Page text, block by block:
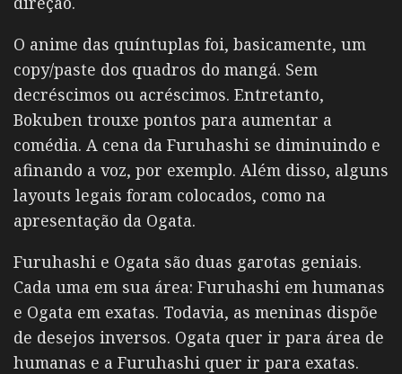
O anime das quíntuplas foi, basicamente, um
copy/paste dos quadros do mangá. Sem
decréscimos ou acréscimos. Entretanto,
Bokuben trouxe pontos para aumentar a
comédia. A cena da Furuhashi se diminuindo e
afinando a voz, por exemplo. Além disso, alguns
layouts legais foram colocados, como na
apresentação da Ogata.
Furuhashi e Ogata são duas garotas geniais.
Cada uma em sua área: Furuhashi em humanas
e Ogata em exatas. Todavia, as meninas dispõe
de desejos inversos. Ogata quer ir para área de
humanas e a Furuhashi quer ir para exatas.